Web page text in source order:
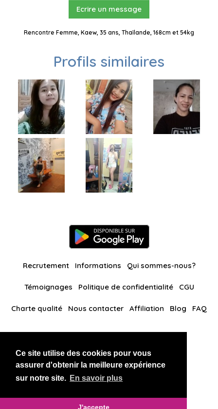
Ce site utilise des cookies pour vous
assurer d'obtenir la meilleure expérience
sur notre site. En savoir plus
J'accepte
Ecrire un message
Rencontre Femme, Kaew, 35 ans, Thaïlande, 168cm et 54kg
Profils similaires
Recrutement Informations Qui sommes-nous?
Témoignages Politique de confidentialité CGU
Charte qualité Nous contacter Affiliation Blog FAQ
BlackAndBeauties RussianKisses